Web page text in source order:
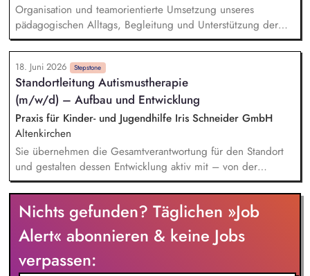
Organisation und teamorientierte Umsetzung unseres
pädagogischen Alltags, Begleitung und Unterstützung der
Kinder in ihrer Entwicklung, Mitgestaltung unserer offen
gestalteten Pädagogik, Sorge für die Einhaltung der
Kinderrechte, Engagierte Gestaltung und Umsetzung von
pädagogischen Angeboten in vertrauensvoller
Zusammenarbeit mit den Kolleg*innen
18. Juni 2026 Stepstone
Standortleitung Autismustherapie
(m/w/d) – Aufbau und Entwicklung
Praxis für Kinder- und Jugendhilfe Iris Schneider GmbH
Altenkirchen
Sie übernehmen die Gesamtverantwortung für den Standort
und gestalten dessen Entwicklung aktiv mit – von der
strategischen Ausrichtung über das operative Tagesgeschäft
bis hin zur Führung und Weiterentwicklung Ihres Teams. In
Ihrer fachlichen Leitungsfunktion führen Sie das
therapeutische Team mit Kompetenz und Engagement,
sichern hohe Qualitätsstandards und bringen sich maßgeblich
in die Supervision ein. Sie planen und koordinieren
Nichts gefunden? Täglichen »Job
Alert« abonnieren & keine Jobs
verpassen: